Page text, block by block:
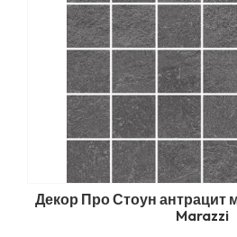
Декор Про Стоун антрацит
Marazzi